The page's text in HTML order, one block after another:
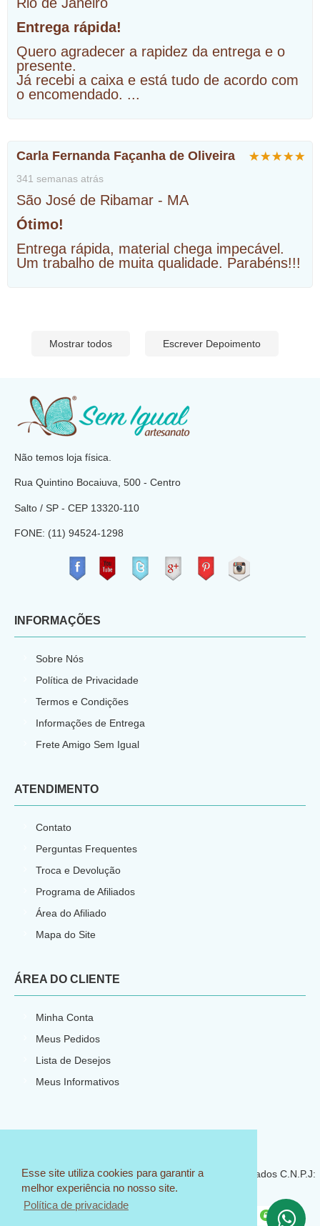
Esse site utiliza cookies para garantir a
melhor experiência no nosso site.
Política de privacidade
Entrega rápida!
Quero agradecer a rapidez da entrega e o
presente.
Já recebi a caixa e está tudo de acordo com
o encomendado. ...
Carla Fernanda Façanha de Oliveira
341 semanas atrás
São José de Ribamar - MA
Ótimo!
Entrega rápida, material chega impecável.
Um trabalho de muita qualidade. Parabéns!!!
Mostrar todos Escrever Depoimento
Não temos loja física.
Rua Quintino Bocaiuva, 500 - Centro
Salto / SP - CEP 13320-110
FONE: (11) 94524-1298
INFORMAÇÕES
Sobre Nós
Política de Privacidade
Termos e Condições
Informações de Entrega
Frete Amigo Sem Igual
ATENDIMENTO
Contato
Perguntas Frequentes
Troca e Devolução
Programa de Afiliados
Área do Afiliado
Mapa do Site
ÁREA DO CLIENTE
Minha Conta
Meus Pedidos
Lista de Desejos
Meus Informativos
© 2018 Sem Igual Artesanato - Todos os direitos reservados C.N.P.J:
23.540.773/0001-66